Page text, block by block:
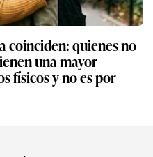
coinciden: quienes no
una mayor
físicos y no es por